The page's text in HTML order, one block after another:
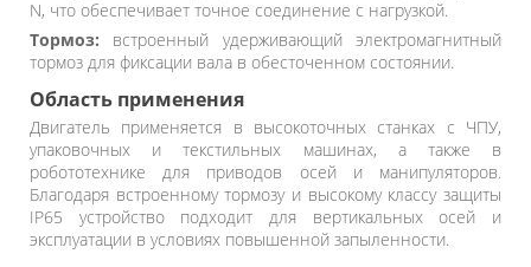
N, что обеспечивает точное соединение с нагрузкой.
Тормоз: встроенный удерживающий электромагнитный
тормоз для фиксации вала в обесточенном состоянии.
Область применения
Двигатель применяется в высокоточных станках с ЧПУ,
упаковочных и текстильных машинах, а также в
робототехнике для приводов осей и манипуляторов.
Благодаря встроенному тормозу и высокому классу защиты
IP65 устройство подходит для вертикальных осей и
эксплуатации в условиях повышенной запыленности.